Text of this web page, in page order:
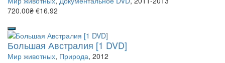
720.00₴ €16.92
Большая Австралия [1 DVD]
Мир животных, Природа, 2012